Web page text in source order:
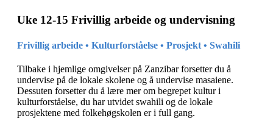
Uke 12-15 Frivillig arbeide og undervisning
Frivillig arbeide • Kulturforståelse • Prosjekt • Swahili
Tilbake i hjemlige omgivelser på Zanzibar forsetter du å
undervise på de lokale skolene og å undervise masaiene.
Dessuten forsetter du å lære mer om begrepet kultur i
kulturforståelse, du har utvidet swahili og de lokale
prosjektene med folkehøgskolen er i full gang.